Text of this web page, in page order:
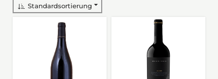
Standardsortierung